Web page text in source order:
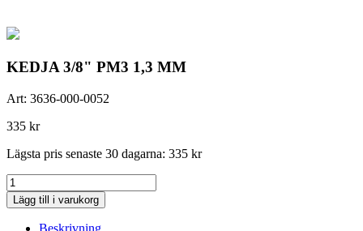
KEDJA 3/8" PM3 1,3 MM
Art: 3636-000-0052
335 kr
Lägsta pris senaste 30 dagarna: 335 kr
KEDJA
3/8"
PM3
Lägg till i varukorg
Beskrivning